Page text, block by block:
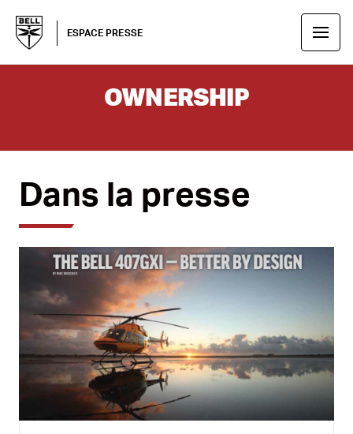
ESPACE PRESSE
OWNERSHIP
Dans la presse